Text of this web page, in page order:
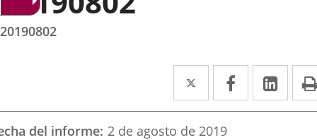
20190802
Twitter
Enlace
a
una
Facebook
Enlace
a
a
del informe 2 de agosto de 2019